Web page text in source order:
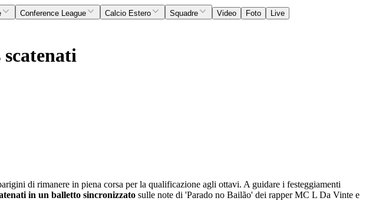
Conference League Calcio Estero Squadre Video Foto
Live
di rimanere in piena corsa per la qualificazione agli ottavi. A guidare i festeggiamenti
in un balletto sincronizzato sulle note di 'Parado no Bailão' dei rapper MC L Da Vinte e